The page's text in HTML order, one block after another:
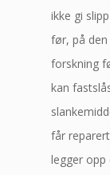
ikke gi
før, på
forskning
kan
får
legger